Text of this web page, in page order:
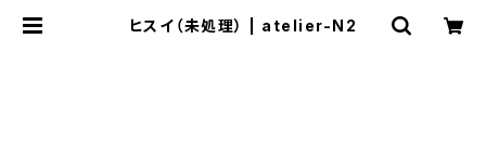
ヒスイ（未処理） | atelier-N2